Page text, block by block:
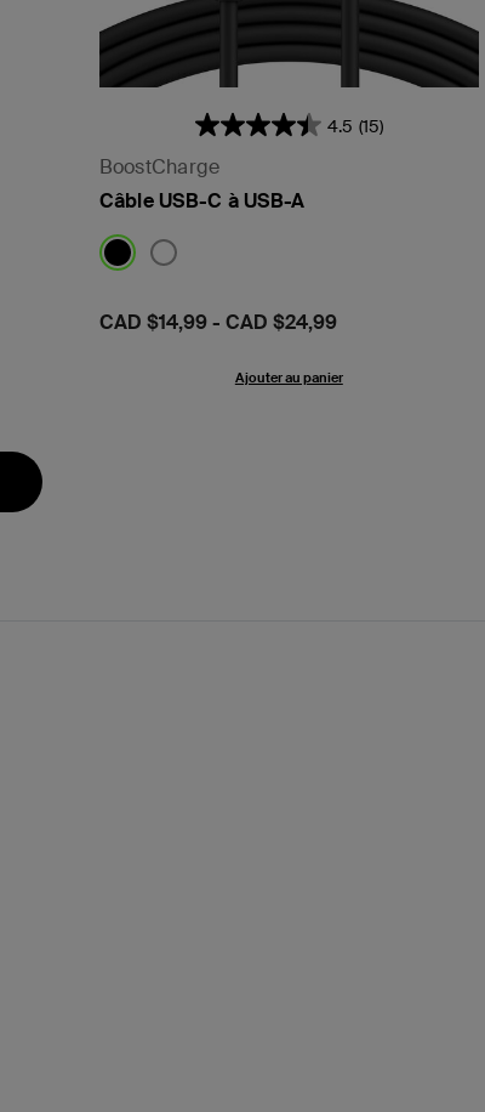
4.5 (15)
BoostCharge
Câble USB-C à USB-A
Prix:
CAD $14,99- CAD $24,99
Ajouter au panier